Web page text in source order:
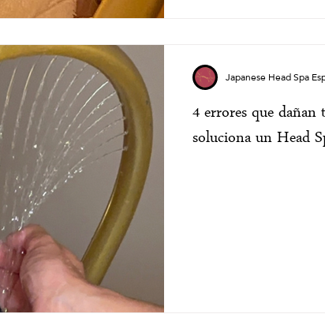
4 errores que
soluciona un Head
Japanese Head Spa